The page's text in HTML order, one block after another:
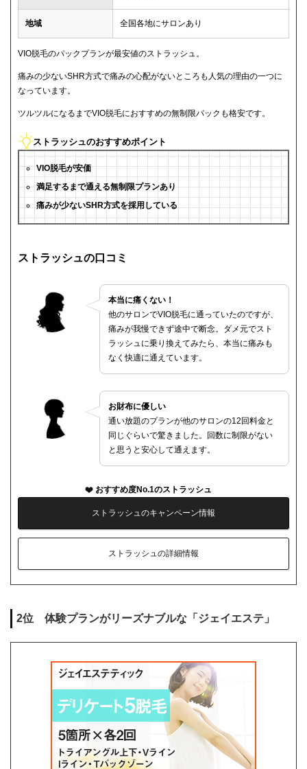
地域 全国各地にサロンあり
VIO脱毛のパックプランが最安値のストラッシュ。
痛みの少ないSHR方式で痛みの心配がないところも人気の理由の一つに
なっています。
ツルツルになるまでVIO脱毛におすすめの無制限パックも格安です。
ストラッシュのおすすめポイント
VIO脱毛が安価
満足するまで通える無制限プランあり
痛みが少ないSHR方式を採用している
ストラッシュの口コミ
本当に痛くない！
他のサロンでVIO脱毛に通っていたのですが、
痛みが我慢できず途中で断念。ダメ元でスト
ラッシュに乗り換えてみたら、本当に痛みも
なく快適に通えています。
お財布に優しい
通い放題のプランが他のサロンの12回料金と
同じぐらいで驚きました。回数に制限がない
と思うと安心して通えます。
おすすめ度No.1のストラッシュ
ストラッシュのキャンペーン情報
ストラッシュの詳細情報
2位 体験プランがリーズナブルな「ジェイエステ」